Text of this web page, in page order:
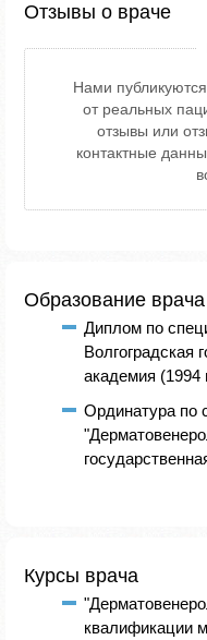
Отзывы о враче
Нами
от реальных
отзывы или
контактные
Образование врача
Диплом по
Волгоградская
академия (1994
Ординатура по
Курсы врача
квалификации